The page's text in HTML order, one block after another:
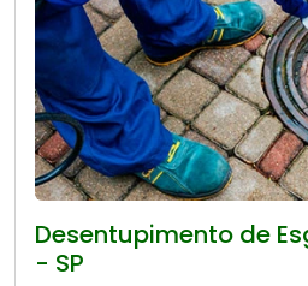
Desentupimento de
- SP